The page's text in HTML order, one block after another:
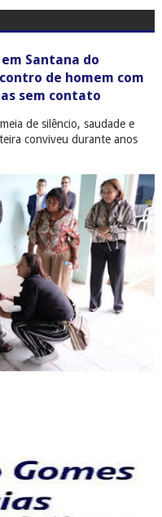
Santana do
de homem com
sem contato
de silêncio, saudade e
conviveu durante anos